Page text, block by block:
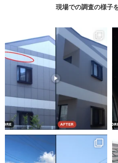
現場での調査の様子